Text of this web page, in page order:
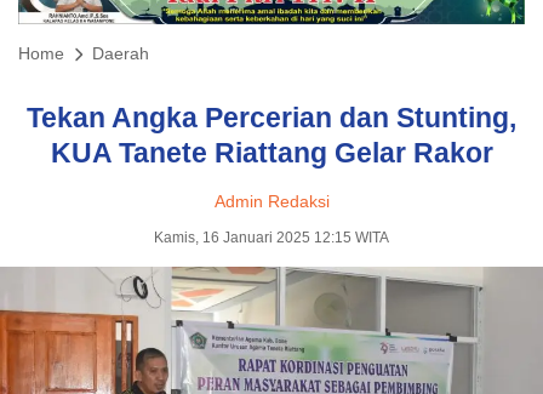
Home Daerah
Tekan Angka Percerian dan Stunting,
KUA Tanete Riattang Gelar Rakor
Admin Redaksi
Kamis, 16 Januari 2025 12:15 WITA